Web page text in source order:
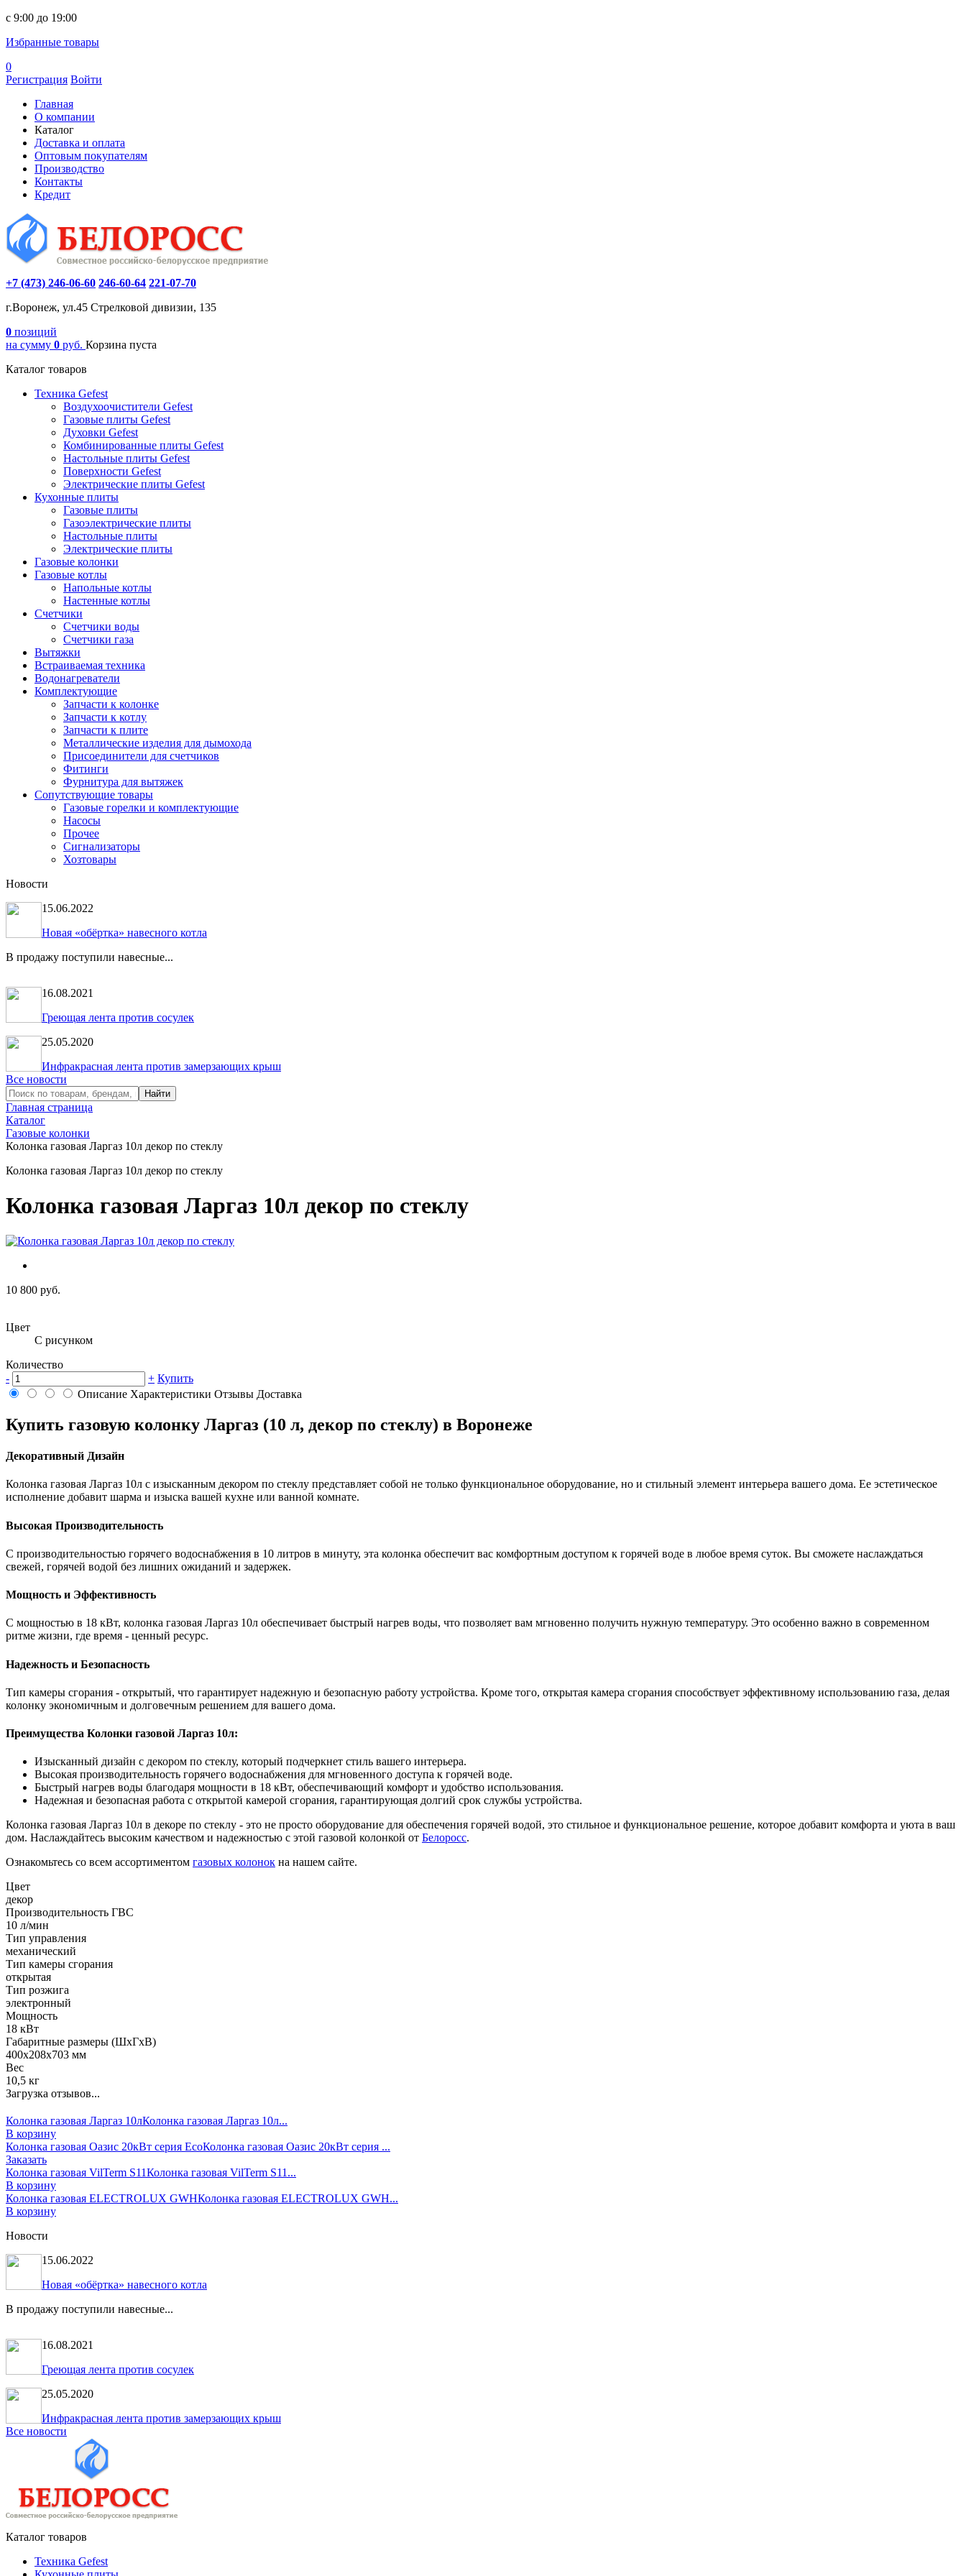
c 9:00 до 19:00
Избранные товары
0
Регистрация Войти
Главная
О компании
Каталог
Доставка и оплата
Оптовым покупателям
Производство
Контакты
Кредит
+7 (473) 246-06-60 246-60-64 221-07-70
г.Воронеж, ул.45 Стрелковой дивизии, 135
0 позиций
на сумму 0 руб. Корзина пуста
Каталог товаров
Техника Gefest
Воздухоочистители Gefest
Газовые плиты Gefest
Духовки Gefest
Комбинированные плиты Gefest
Настольные плиты Gefest
Поверхности Gefest
Электрические плиты Gefest
Кухонные плиты
Газовые плиты
Газоэлектрические плиты
Настольные плиты
Электрические плиты
Газовые колонки
Газовые котлы
Напольные котлы
Настенные котлы
Счетчики
Счетчики воды
Счетчики газа
Вытяжки
Встраиваемая техника
Водонагреватели
Комплектующие
Запчасти к колонке
Запчасти к котлу
Запчасти к плите
Металлические изделия для дымохода
Присоединители для счетчиков
Фитинги
Фурнитура для вытяжек
Сопутствующие товары
Газовые горелки и комплектующие
Насосы
Прочее
Сигнализаторы
Хозтовары
Новости
15.06.2022
Новая «обёртка» навесного котла
В продажу поступили навесные...
16.08.2021
Греющая лента против сосулек
25.05.2020
Инфракрасная лента против замерзающих крыш
Все новости
Главная страница
Каталог
Газовые колонки
Колонка газовая Ларгаз 10л декор по стеклу
Колонка газовая Ларгаз 10л декор по стеклу
Колонка газовая Ларгаз 10л декор по стеклу
10 800 руб.
Цвет
С рисунком
Количество
-
+ Купить
Описание Характеристики Отзывы Доставка
Купить газовую колонку Ларгаз (10 л, декор по стеклу) в Воронеже
Декоративный Дизайн
Колонка газовая Ларгаз 10л с изысканным декором по стеклу представляет собой не только функциональное оборудование, но и стильный элемент интерьера вашего дома. Ее эстетическое
исполнение добавит шарма и изыска вашей кухне или ванной комнате.
Высокая Производительность
С производительностью горячего водоснабжения в 10 литров в минуту, эта колонка обеспечит вас комфортным доступом к горячей воде в любое время суток. Вы сможете наслаждаться
свежей, горячей водой без лишних ожиданий и задержек.
Мощность и Эффективность
С мощностью в 18 кВт, колонка газовая Ларгаз 10л обеспечивает быстрый нагрев воды, что позволяет вам мгновенно получить нужную температуру. Это особенно важно в современном
ритме жизни, где время - ценный ресурс.
Надежность и Безопасность
Тип камеры сгорания - открытый, что гарантирует надежную и безопасную работу устройства. Кроме того, открытая камера сгорания способствует эффективному использованию газа, делая
колонку экономичным и долговечным решением для вашего дома.
Преимущества Колонки газовой Ларгаз 10л:
Изысканный дизайн с декором по стеклу, который подчеркнет стиль вашего интерьера.
Высокая производительность горячего водоснабжения для мгновенного доступа к горячей воде.
Быстрый нагрев воды благодаря мощности в 18 кВт, обеспечивающий комфорт и удобство использования.
Надежная и безопасная работа с открытой камерой сгорания, гарантирующая долгий срок службы устройства.
Колонка газовая Ларгаз 10л в декоре по стеклу - это не просто оборудование для обеспечения горячей водой, это стильное и функциональное решение, которое добавит комфорта и уюта в ваш
дом. Наслаждайтесь высоким качеством и надежностью с этой газовой колонкой от Белоросс.
Ознакомьтесь со всем ассортиментом газовых колонок на нашем сайте.
Цвет
декор
Производительность ГВС
10 л/мин
Тип управления
механический
Тип камеры сгорания
открытая
Тип розжига
электронный
Мощность
18 кВт
Габаритные размеры (ШхГхВ)
400х208х703 мм
Вес
10,5 кг
Загрузка отзывов...
Колонка газовая Ларгаз 10лКолонка газовая Ларгаз 10л...
В корзину
Колонка газовая Оазис 20кВт серия ЕсоКолонка газовая Оазис 20кВт серия ...
Заказать
Колонка газовая VilTerm S11Колонка газовая VilTerm S11...
В корзину
Колонка газовая ELECTROLUX GWHКолонка газовая ELECTROLUX GWH...
В корзину
Новости
15.06.2022
Новая «обёртка» навесного котла
В продажу поступили навесные...
16.08.2021
Греющая лента против сосулек
25.05.2020
Инфракрасная лента против замерзающих крыш
Все новости
Каталог товаров
Техника Gefest